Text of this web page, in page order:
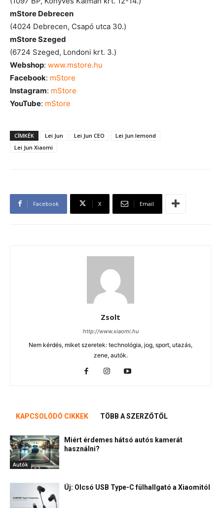
mStore Debrecen
(4024 Debrecen, Csapó utca 30.)
mStoreSzeged
(6724 Szeged, Londoni krt. 3.)
Webshop: www.mstore.hu
Facebook: mStore
Instagram: mStore
YouTube: mStore
CÍMKÉK Lei Jun Lei Jun CEO
Lei Jun lemond
Lei Jun Xiaomi
Facebook X Email
Zsolt
http://www.xiaomi.hu
Nem kérdés, miket szeretek: technológia, jog, sport, utazás,
zene, autók.
KAPCSOLÓDÓ CIKKEK TÖBB A SZERZŐTŐL
Autók
Miért érdemes hátsó autós kamerát
használni?
Új: Olcsó USB Type-C fülhallgató a Xiaomitól